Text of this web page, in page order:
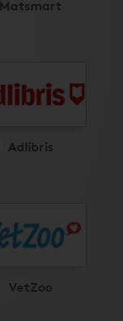
Matsmart
Adlibris
VetZoo